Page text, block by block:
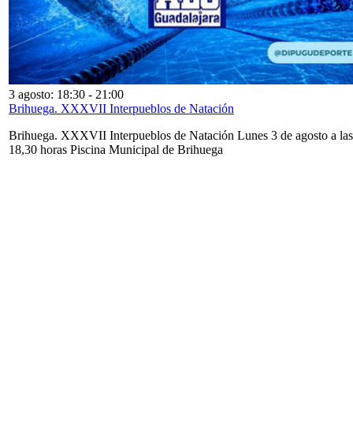
3 agosto: 18:30 - 21:00
Brihuega. XXXVII Interpueblos de Natación
Brihuega. XXXVII Interpueblos de Natación Lunes 3 de agosto a las
18,30 horas Piscina Municipal de Brihuega